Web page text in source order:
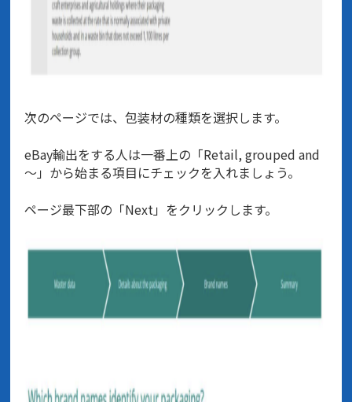
次のページでは、包装材の種類を選択します。
eBay輸出をする人は一番上の「Retail, grouped and
〜」から始まる項目にチェックを入れましょう。
ページ最下部の「Next」をクリックします。